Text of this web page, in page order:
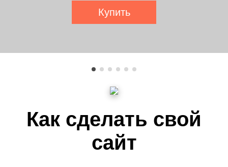
Купить
Как сделать свой
сайт